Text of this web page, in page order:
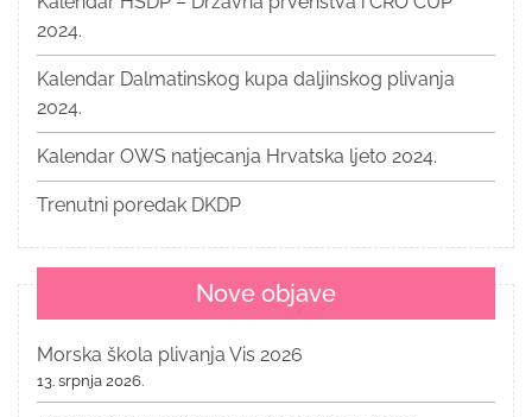
2024.
Kalendar Dalmatinskog kupa daljinskog plivanja
2024.
Kalendar OWS natjecanja Hrvatska ljeto 2024.
Trenutni poredak DKDP
Nove objave
Morska škola plivanja Vis 2026
13. srpnja 2026.